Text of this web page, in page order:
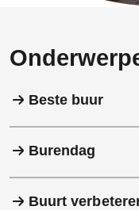
Beste buur
Burendag
Buurt